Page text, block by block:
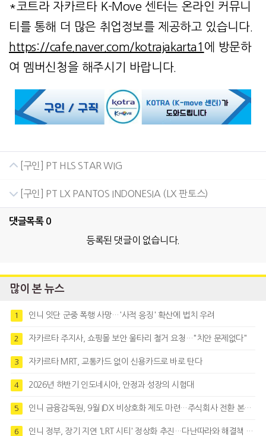
*코트라 자카르타 K-Move 센터는 온라인 커뮤니
티를 통해 더 많은 취업정보를 제공하고 있습니다.
https://cafe.naver.com/kotrajakarta1 에 방문하
여 멤버신청을 해주시기 바랍니다.
[구인] PT HLS STAR WIG
[구인] PT LX PANTOS INDONESIA (LX 판토스)
댓글목록 0
등록된 댓글이 없습니다.
많이 본 뉴스
1 인니 잇단 군중 폭행 사망…'사적 응징' 확산에 법치 우려
2 자카르타 주지사, 쇼핑몰 보안 울타리 철거 요청…"치안 문제없다"
3 자카르타 MRT, 교통카드 없이 신용카드로 바로 탄다
4 2026년 하반기 인도네시아, 안정과 성장의 시험대
5 인니 금융감독원, 9월 IDX 비상호화 제도 마련…주식회사 전환 본격화
6 인니 정부, 장기 지연 'LRT 시티' 정상화 추진…다난따라와 해결책 모색